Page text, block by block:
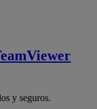
y seguros.